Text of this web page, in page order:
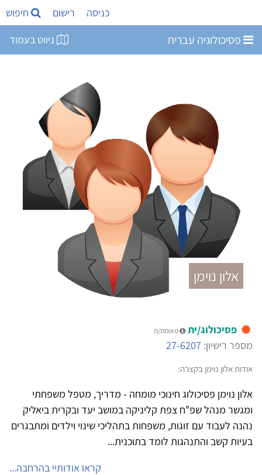
כניסה רישום חיפוש
פסיכולוגיה עברית ניווט בעמוד
אלון נוימן
פסיכולוג/ית מאומת/ת
מספר רישיון: 27-6207
אודות אלון נוימן בקצרה:
אלון נוימן פסיכולוג חינוכי מומחה - מדריך, מטפל משפחתי
ומגשר מנהל שפ"ח צפת קליניקה במושב יעד ובקרית ביאליק
נהנה לעבוד עם זוגות, משפחות בתהליכי שינוי וילדים ומתבגרים
בעיות קשב והתנהגות לומד בתוכנית...
קראו אודותיי בהרחבה...